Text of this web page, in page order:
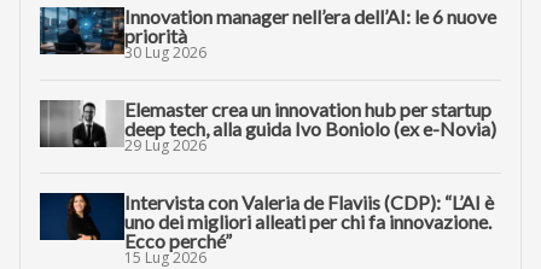
Innovation manager nell’era dell’AI: le 6 nuove
priorità
30 Lug 2026
Elemaster crea un innovation hub per startup
deep tech, alla guida Ivo Boniolo (ex e-Novia)
29 Lug 2026
Intervista con Valeria de Flaviis (CDP): “L’AI è
uno dei migliori alleati per chi fa innovazione.
Ecco perché”
15 Lug 2026